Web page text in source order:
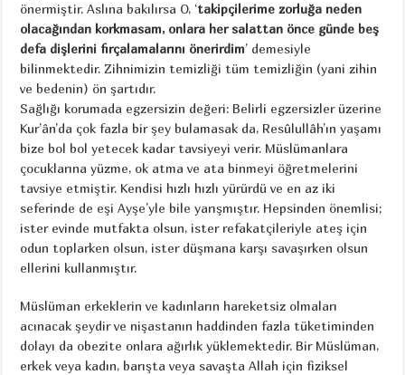
önermiştir. Aslına bakılırsa O, ‘takipçilerime zorluğa neden
olacağından korkmasam, onlara her salattan önce günde beş
defa dişlerini fırçalamalarını önerirdim’ demesiyle
bilinmektedir. Zihnimizin temizliği tüm temizliğin (yani zihin
ve bedenin) ön şartıdır.
Sağlığı korumada egzersizin değeri: Belirli egzersizler üzerine
Kur’ân’da çok fazla bir şey bulamasak da, Resûlullâh’ın yaşamı
bize bol bol yetecek kadar tavsiyeyi verir. Müslümanlara
çocuklarına yüzme, ok atma ve ata binmeyi öğretmelerini
tavsiye etmiştir. Kendisi hızlı hızlı yürürdü ve en az iki
seferinde de eşi Ayşe’yle bile yarışmıştır. Hepsinden önemlisi;
ister evinde mutfakta olsun, ister refakatçileriyle ateş için
odun toplarken olsun, ister düşmana karşı savaşırken olsun
ellerini kullanmıştır.
Müslüman erkeklerin ve kadınların hareketsiz olmaları
acınacak şeydir ve nişastanın haddinden fazla tüketiminden
dolayı da obezite onlara ağırlık yüklemektedir. Bir Müslüman,
erkek veya kadın, barışta veya savaşta Allah için fiziksel